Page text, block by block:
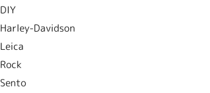
DIY
Harley-Davidson
Leica
Rock
Sento